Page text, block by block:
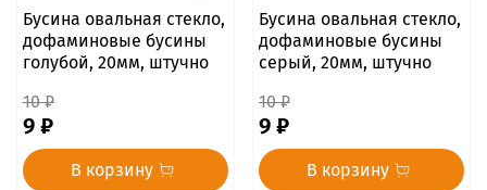
Бусина овальная стекло,
дофаминовые бусины
голубой, 20мм, штучно
10 ₽
9 ₽
В корзину
Бусина овальная стекло,
дофаминовые бусины
серый, 20мм, штучно
10 ₽
9 ₽
В корзину